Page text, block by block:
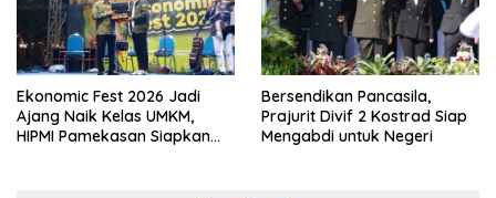
Ekonomic Fest 2026 Jadi
Ajang Naik Kelas UMKM,
HIPMI Pamekasan Siapkan
Bersendikan Pancasila,
Prajurit Divif 2 Kostrad Siap
Mengabdi untuk Negeri